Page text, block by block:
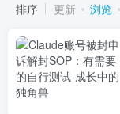
排序 更新 浏览